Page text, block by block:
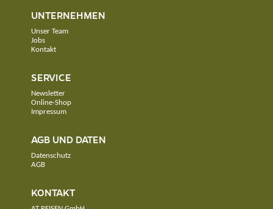
UNTERNEHMEN
Unser Team
Jobs
Kontakt
SERVICE
Newsletter
Online-Shop
Impressum
AGB UND DATEN
Datenschutz
AGB
KONTAKT